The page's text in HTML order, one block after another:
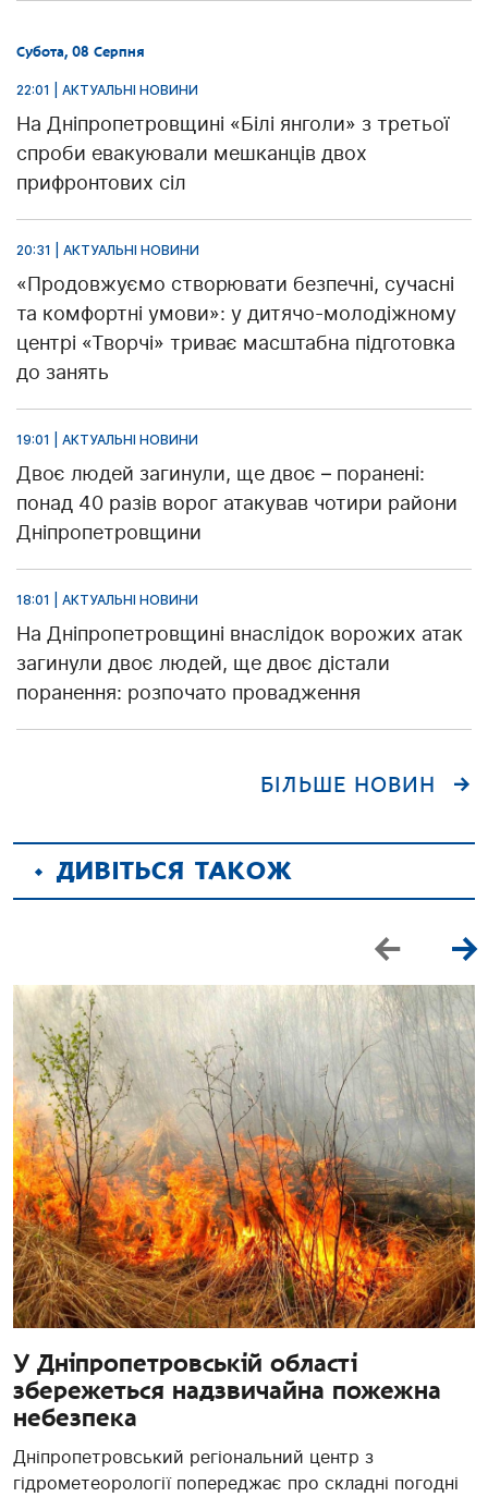
Субота, 08 Серпня
22:01 | АКТУАЛЬНІ НОВИНИ
На Дніпропетровщині «Білі янголи» з третьої
спроби евакуювали мешканців двох
прифронтових сіл
20:31 | АКТУАЛЬНІ НОВИНИ
«Продовжуємо створювати безпечні, сучасні
та комфортні умови»: у дитячо-молодіжному
центрі «Творчі» триває масштабна підготовка
до занять
19:01 | АКТУАЛЬНІ НОВИНИ
Двоє людей загинули, ще двоє – поранені:
понад 40 разів ворог атакував чотири райони
Дніпропетровщини
18:01 | АКТУАЛЬНІ НОВИНИ
На Дніпропетровщині внаслідок ворожих атак
загинули двоє людей, ще двоє дістали
поранення: розпочато провадження
БІЛЬШЕ НОВИН
ДИВІТЬСЯ ТАКОЖ
У Дніпропетровській області
збережеться надзвичайна пожежна
небезпека
Дніпропетровський регіональний центр з
гідрометеорології попереджає про складні погодні